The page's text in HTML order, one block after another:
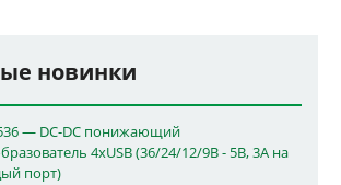
новинки
— DC-DC понижающий
4xUSB (36/24/12/9В - 5В, 3А на
порт)